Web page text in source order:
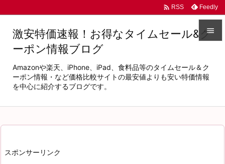




 RSS Feedly
激安特価速報！お得なタイムセール&ク
ーポン情報ブログ
Amazonや楽天、iPhone、iPad、食料品等のタイムセール＆ク
ーポン情報・など価格比較サイトの最安値よりも安い特価情報
を中心に紹介するブログです。
スポンサーリンク